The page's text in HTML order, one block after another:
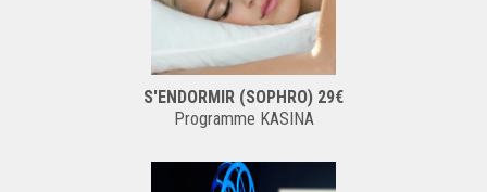
S'ENDORMIR (SOPHRO) 29€
Programme KASINA